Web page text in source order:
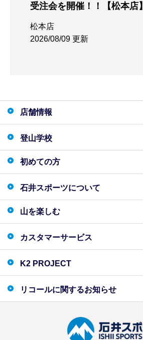
受注会を開催！！【松本店】
松本店
2026/08/09 更新
店舗情報
登山学校
初めての方
石井スポーツについて
山を楽しむ
カスタマーサービス
K2 PROJECT
リコールに関するお知らせ